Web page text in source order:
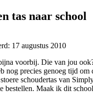
tas naar school
17 augustus 2010
voorbij. Die van jou
nog precies genoeg tijd om
schoudertas van
bestellen. Maak ik dit